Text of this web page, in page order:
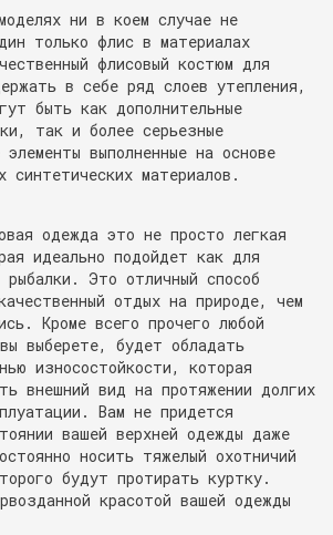
ни в коем случае не
только флис в материалах
флисовый костюм для
в себе ряд слоев утепления,
быть как дополнительные
так и более серьезные
элементы выполненные на основе
синтетических материалов.
одежда это не просто легкая
идеально подойдет как для
Это отличный способ
отдых на природе, чем
Кроме всего прочего любой
выберете, будет обладать
износостойкости, которая
внешний вид на протяжении долгих
Вам не придется
вашей верхней одежды даже
носить тяжелый охотничий
будут протирать куртку.
красотой вашей одежды